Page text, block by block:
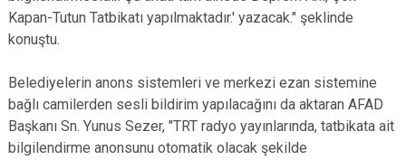
Kapan-Tutun Tatbikatı yapılmaktadır.' yazacak." şeklinde
konuştu.
Belediyelerin anons sistemleri ve merkezi ezan sistemine
bağlı camilerden sesli bildirim yapılacağını da aktaran AFAD
Başkanı Sn. Yunus Sezer, "TRT radyo yayınlarında, tatbikata ait
bilgilendirme anonsunu otomatik olacak şekilde